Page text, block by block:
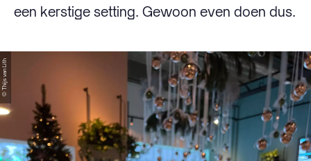
een kerstige setting. Gewoon even doen dus.
© Thijs van Lith